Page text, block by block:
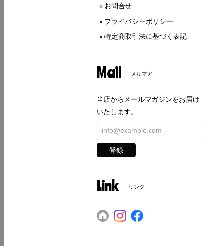
お問合せ
プライバシーポリシー
特定商取引法に基づく表記
Mail メルマガ
当店からメールマガジンをお届け
いたします。
登録
Link リンク